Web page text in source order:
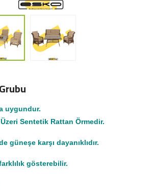
uygundur.
Sentetik Rattan Örmedir.
güneşe karşı dayanıklıdır.
gösterebilir.